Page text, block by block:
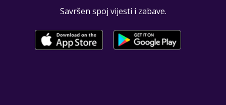
Savršen spoj vijesti i zabave.